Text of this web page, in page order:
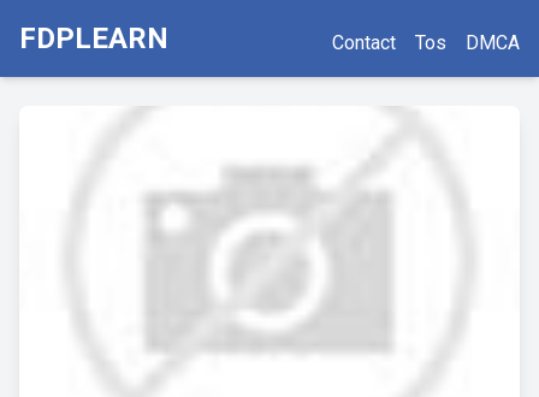
FDPLEARN Contact Tos DMCA